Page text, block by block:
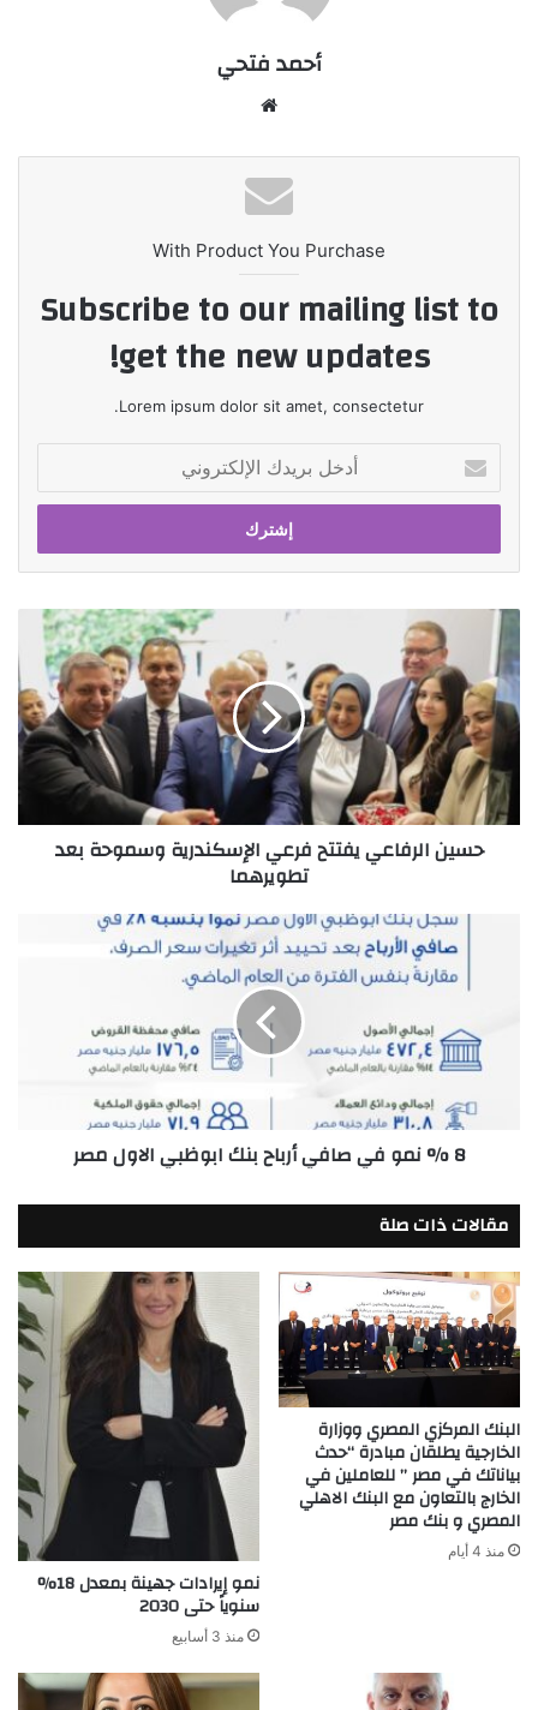
أحمد فتحي
With Product You Purchase
Subscribe to our mailing list to
get the new updates!
Lorem ipsum dolor sit amet, consectetur.
بريدك
الإلكتروني
حسين
الرفاعي
يفتتح
فرعي
الإسكندرية
وسموحة
بعد
تطويرهما
حسين الرفاعي يفتتح فرعي الإسكندرية وسموحة بعد
تطويرهما
ابوظبي
8 % نمو في صافي أرباح بنك ابوظبي الاول مصر
مقالات ذات صلة
البنك المركزي المصري ووزارة
الخارجية يطلقان مبادرة “حدث
بياناتك في مصر ” للعاملين في
الخارج بالتعاون مع البنك الاهلي
المصري و بنك مصر
منذ 4 أيام
نمو إيرادات جهينة بمعدل 18%
سنوياً حتى 2030
منذ 3 أسابيع